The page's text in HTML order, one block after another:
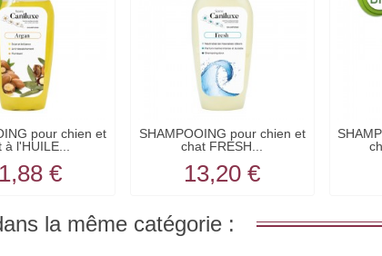
pour chien et
à l'HUILE...
€
SHAMPOOING pour chien et
chat FRESH...
13,20 €
la même catégorie :